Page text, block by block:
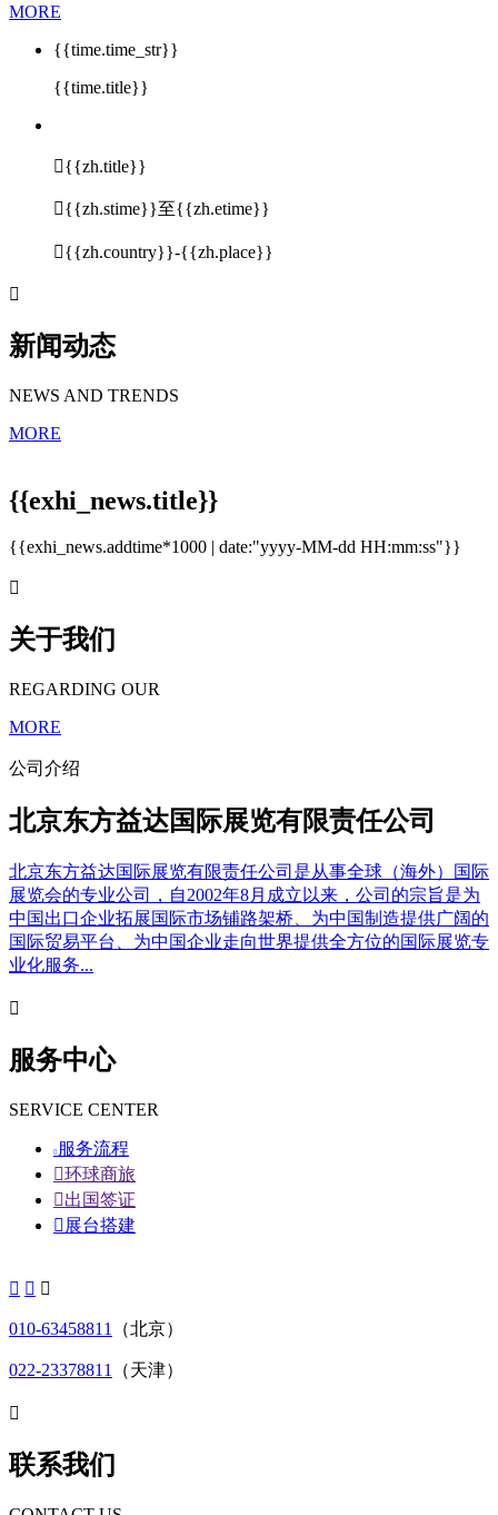
MORE
{{time.time_str}}
{{time.title}}
{{zh.title}}
{{zh.stime}}至{{zh.etime}}
{{zh.country}}-{{zh.place}}

新闻动态
NEWS AND TRENDS
MORE
{{exhi_news.title}}
{{exhi_news.addtime*1000 | date:"yyyy-MM-dd HH:mm:ss"}}

关于我们
REGARDING OUR
MORE
公司介绍
北京东方益达国际展览有限责任公司
北京东方益达国际展览有限责任公司是从事全球（海外）国际
展览会的专业公司，自2002年8月成立以来，公司的宗旨是为
中国出口企业拓展国际市场铺路架桥、为中国制造提供广阔的
国际贸易平台、为中国企业走向世界提供全方位的国际展览专
业化服务...

服务中心
SERVICE CENTER
 服务流程
环球商旅
出国签证
 展台搭建
  
010-63458811 （北京）
022-23378811 （天津）

联系我们